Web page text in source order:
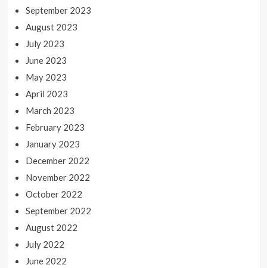
September 2023
August 2023
July 2023
June 2023
May 2023
April 2023
March 2023
February 2023
January 2023
December 2022
November 2022
October 2022
September 2022
August 2022
July 2022
June 2022